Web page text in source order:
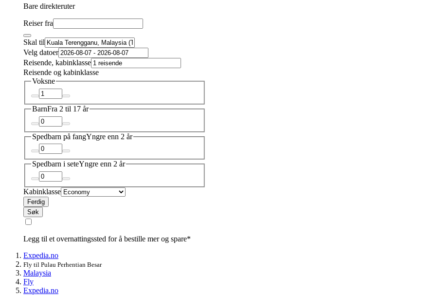
Bare direkteruter
Reiser fra
Skal til
Velg datoer
Reisende, kabinklasse
Reisende og kabinklasse
Voksne
BarnFra 2 til 17 år
Spedbarn på fangYngre enn 2 år
Spedbarn i seteYngre enn 2 år
Kabinklasse
Ferdig
Søk
Legg til et overnattingssted for å bestille mer og spare*
Expedia.no
Fly til Pulau Perhentian Besar
Malaysia
Fly
Expedia.no